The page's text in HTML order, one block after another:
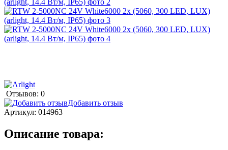
Отзывов: 0
Добавить отзыв
Артикул: 014963
Описание товара: